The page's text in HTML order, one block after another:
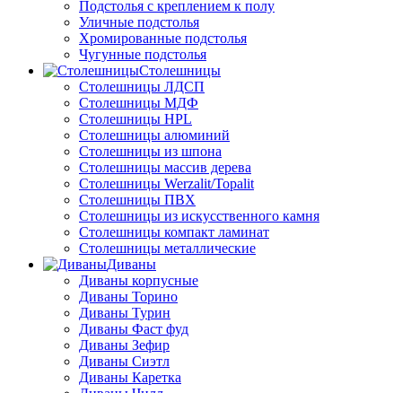
Подстолья с креплением к полу
Уличные подстолья
Хромированные подстолья
Чугунные подстолья
Столешницы
Столешницы ЛДСП
Столешницы МДФ
Столешницы HPL
Столешницы алюминий
Столешницы из шпона
Столешницы массив дерева
Столешницы Werzalit/Topalit
Столешницы ПВХ
Столешницы из искусственного камня
Столешницы компакт ламинат
Столешницы металлические
Диваны
Диваны корпусные
Диваны Торино
Диваны Турин
Диваны Фаст фуд
Диваны Зефир
Диваны Сиэтл
Диваны Каретка